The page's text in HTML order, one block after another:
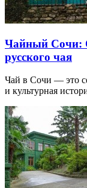
Чайный Сочи:
русского чая
Чай в Сочи — это
и культурная